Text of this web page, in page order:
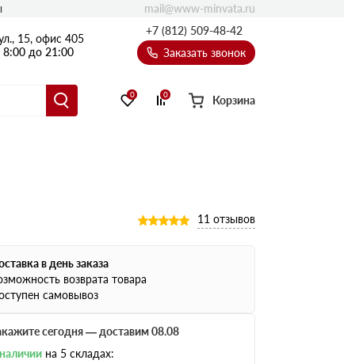
15, офис 405
до 21:00
+7 (812) 509-48-42
Заказать звонок
0 0 Корзина
mail@www-minvata.ru
11 отзывов
в день заказа
возврата товара
самовывоз
сегодня — доставим 08.08
на 5 складах: